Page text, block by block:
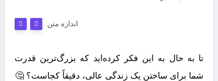
اندازه متن
تا به حال به این فکر کرده‌اید که بزرگ‌ترین قدرت
شما برای ساختن یک زندگی عالی، دقیقاً کجاست؟ 🤔